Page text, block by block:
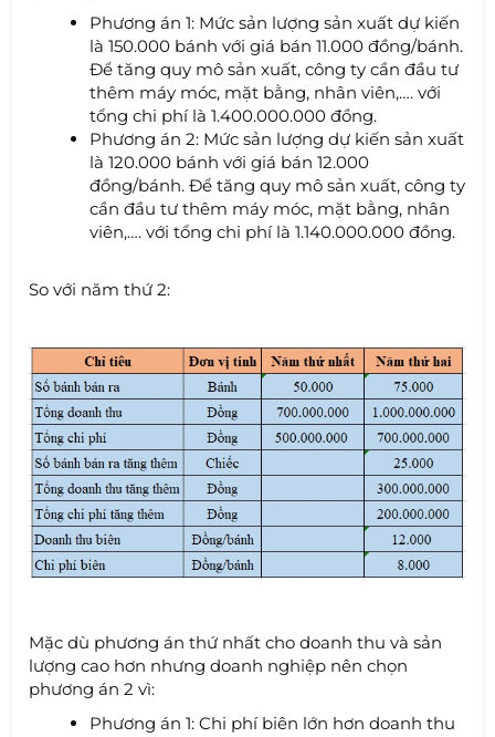
Phương án 1: Mức sản lượng sản xuất dự kiến
là 150.000 bánh với giá bán 11.000 đồng/bánh.
Để tăng quy mô sản xuất, công ty cần đầu tư
thêm máy móc, mặt bằng, nhân viên,…. với
tổng chi phí là 1.400.000.000 đồng.
Phương án 2: Mức sản lượng dự kiến sản xuất
là 120.000 bánh với giá bán 12.000
đồng/bánh. Để tăng quy mô sản xuất, công ty
cần đầu tư thêm máy móc, mặt bằng, nhân
viên,…. với tổng chi phí là 1.140.000.000 đồng.
So với năm thứ 2:
Mặc dù phương án thứ nhất cho doanh thu và sản
lượng cao hơn nhưng doanh nghiệp nên chọn
phương án 2 vì:
Phương án 1: Chi phí biên lớn hơn doanh thu